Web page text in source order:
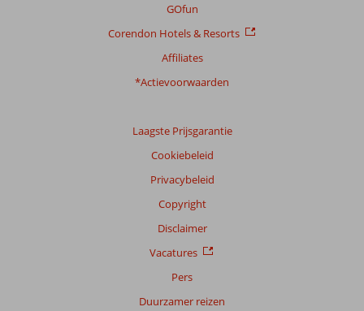
GOfun
Corendon Hotels & Resorts
Affiliates
*Actievoorwaarden
Laagste Prijsgarantie
Cookiebeleid
Privacybeleid
Copyright
Disclaimer
Vacatures
Pers
Duurzamer reizen